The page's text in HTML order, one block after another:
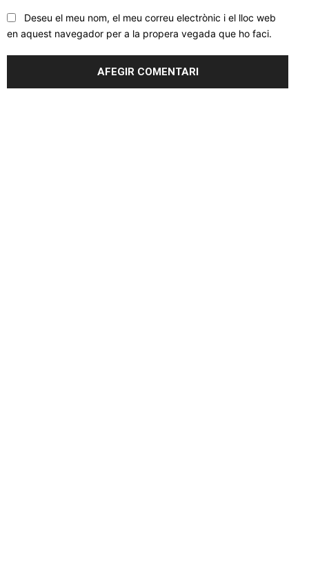
Deseu el meu nom, el meu correu electrònic i el lloc web
en aquest navegador per a la propera vegada que ho faci.